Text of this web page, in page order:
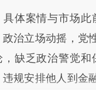
案情与市场此前
政治立场动摇，党
，缺乏政治警觉
违规安排他人到金